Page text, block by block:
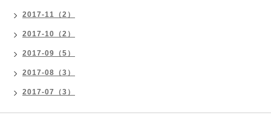
2017-11（2）
2017-10（2）
2017-09（5）
2017-08（3）
2017-07（3）